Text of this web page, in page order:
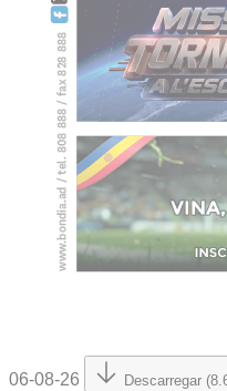
06-08-26 Descarregar